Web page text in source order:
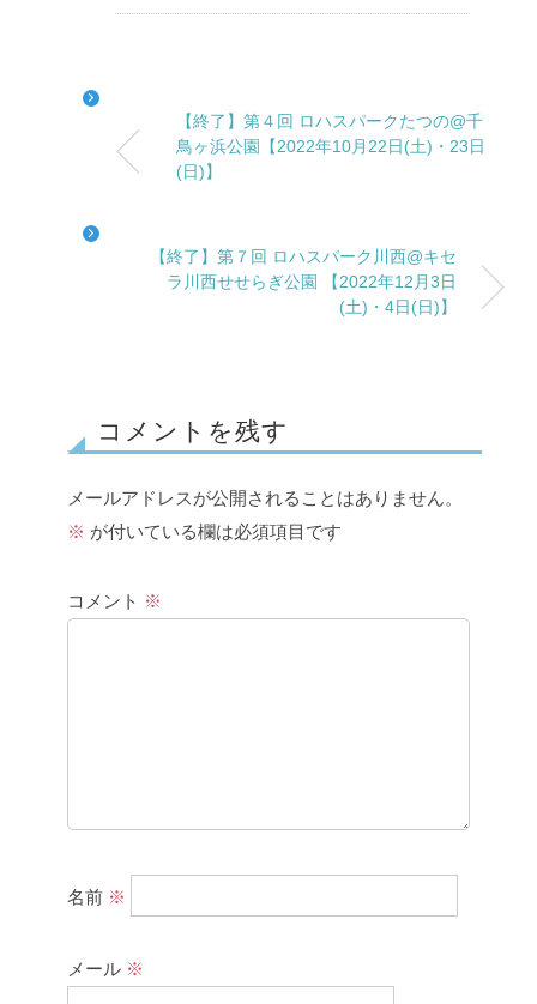
【終了】第４回 ロハスパークたつの@千
鳥ヶ浜公園【2022年10月22日(土)・23日
(日)】
【終了】第７回 ロハスパーク川西@キセ
ラ川西せせらぎ公園 【2022年12月3日
(土)・4日(日)】
コメントを残す
メールアドレスが公開されることはありません。
※ が付いている欄は必須項目です
コメント ※
名前 ※
メール ※